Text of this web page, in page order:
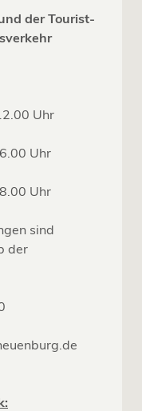
der Tourist-
Uhr
Uhr
Uhr
sind
der